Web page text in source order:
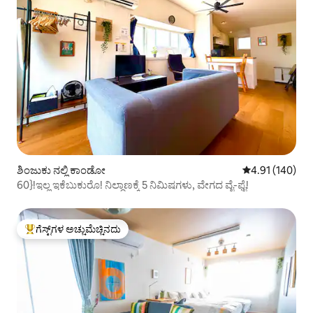
ಶಿಂಜುಕು ನಲ್ಲಿ ಕಾಂಡೋ 5 ರಲ್ಲಿ 4.91
4.91 (140)
60}!ಇಲ್ಲ ಇಕೆಬುಕುರೊ! ನಿಲ್ದಾಣಕ್ಕೆ 5 ನಿಮಿಷಗಳು, ವೇಗದ ವೈ-ಫೈ!
ಗೆಸ್ಟ್‌ಗಳಿಗೆ ಅತಿ ಹೆಚ್ಚು ಅಚ್ಚುಮೆಚ್ಚಿನದು
ಗೆಸ್ಟ್‌ಗಳ ಅಚ್ಚುಮೆಚ್ಚಿನದು